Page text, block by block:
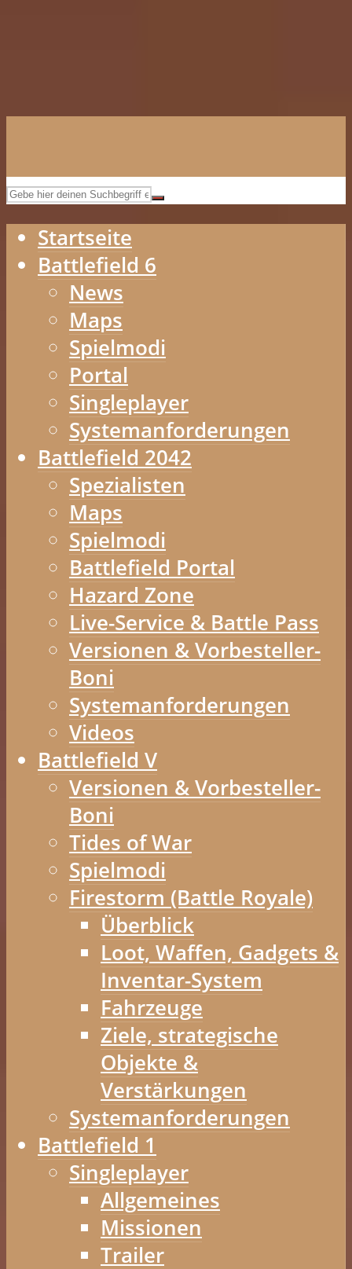
Startseite
Battlefield 6
News
Maps
Spielmodi
Portal
Singleplayer
Systemanforderungen
Battlefield 2042
Spezialisten
Maps
Spielmodi
Battlefield Portal
Hazard Zone
Live-Service & Battle Pass
Versionen & Vorbesteller-
Boni
Systemanforderungen
Videos
Battlefield V
Versionen & Vorbesteller-
Boni
Tides of War
Spielmodi
Firestorm (Battle Royale)
Überblick
Loot, Waffen, Gadgets &
Inventar-System
Fahrzeuge
Ziele, strategische
Objekte &
Verstärkungen
Systemanforderungen
Battlefield 1
Singleplayer
Allgemeines
Missionen
Trailer